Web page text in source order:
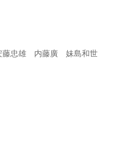
忠雄 内藤廣 妹島和世